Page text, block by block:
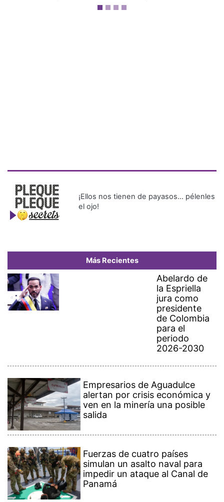
¡Ellos nos tienen de payasos… pélenles
el ojo!
Más Recientes
Abelardo de
la Espriella
jura como
presidente
de Colombia
para el
periodo
2026-2030
Empresarios de Aguadulce
alertan por crisis económica y
ven en la minería una posible
salida
Fuerzas de cuatro países
simulan un asalto naval para
impedir un ataque al Canal de
Panamá